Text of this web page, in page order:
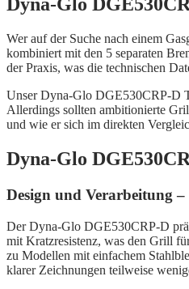
Wer auf der Suche nach einem
kombiniert mit den 5 separaten
der Praxis, was die technischen
Unser Dyna-Glo DGE530CRP-D
Allerdings sollten ambitionierte
und wie er sich im direkten
Dyna-Glo
Design und Verarbeitung
Der Dyna-Glo DGE530CRP-D
mit Kratzresistenz, was den Grill
zu Modellen mit einfachem
klarer Zeichnungen teilweise